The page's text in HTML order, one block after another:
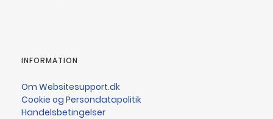
INFORMATION
Om Websitesupport.dk
Cookie og Persondatapolitik
Handelsbetingelser